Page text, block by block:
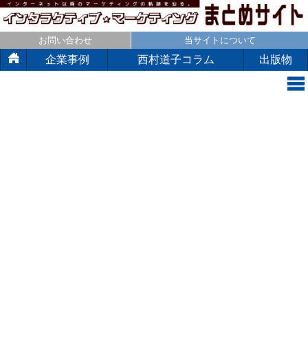
お問い合わせ 当サイトについて
企業事例 西村道子コラム 出版物